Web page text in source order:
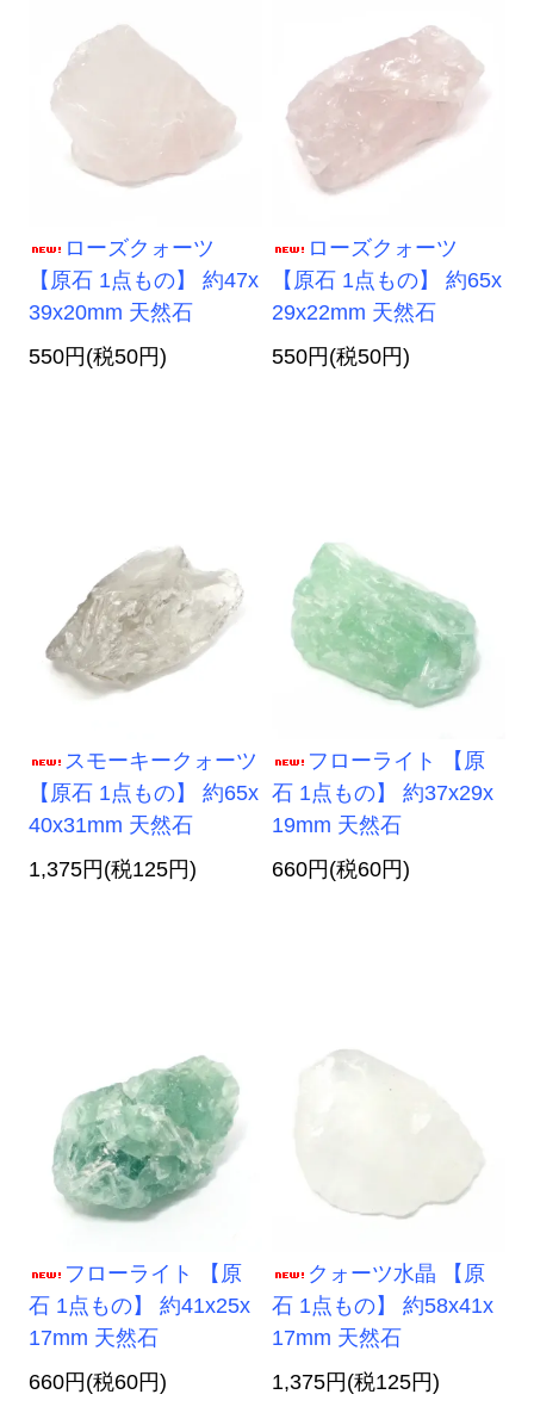
ローズクォーツ
【原石 1点もの】 約47x
39x20mm 天然石
550円(税50円)
ローズクォーツ
【原石 1点もの】 約65x
29x22mm 天然石
550円(税50円)
スモーキークォーツ
【原石 1点もの】 約65x
40x31mm 天然石
1,375円(税125円)
フローライト 【原
石 1点もの】 約37x29x
19mm 天然石
660円(税60円)
フローライト 【原
石 1点もの】 約41x25x
17mm 天然石
660円(税60円)
クォーツ水晶 【原
石 1点もの】 約58x41x
17mm 天然石
1,375円(税125円)